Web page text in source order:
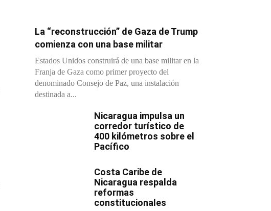
La “reconstrucción” de Gaza de Trump
comienza con una base militar
Estados Unidos construirá de una base militar en la
Franja de Gaza como primer proyecto del
denominado Consejo de Paz, una instalación
destinada a...
Nicaragua impulsa un
corredor turístico de
400 kilómetros sobre el
Pacífico
Costa Caribe de
Nicaragua respalda
reformas
constitucionales